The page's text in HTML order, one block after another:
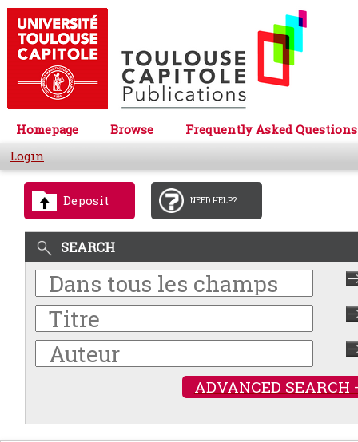
Homepage Browse
Frequently Asked Questions
Login
Deposit NEED HELP?
SEARCH
ADVANCED SEARCH